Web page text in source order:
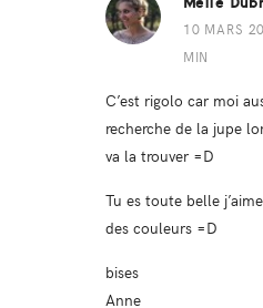
10 MARS
MIN
C’est rigolo car moi
recherche de la jupe
va la trouver =D
Tu es toute belle
des couleurs =D
bises
Anne